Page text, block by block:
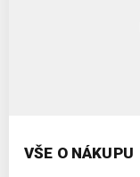
VŠE O NÁKUPU